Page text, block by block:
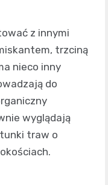
z innymi
trzciną
nieco inny
do
wyglądają
traw o